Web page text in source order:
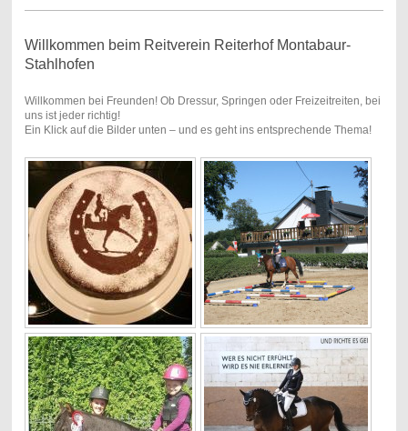
Willkommen beim Reitverein Reiterhof Montabaur-
Stahlhofen
Willkommen bei Freunden! Ob Dressur, Springen oder Freizeitreiten, bei
uns ist jeder richtig!
Ein Klick auf die Bilder unten – und es geht ins entsprechende Thema!